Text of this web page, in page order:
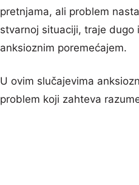
pretnjama, ali problem
stvarnoj situaciji, traje dugo
anksioznim poremećajem.
U ovim slučajevima
problem koji zahteva